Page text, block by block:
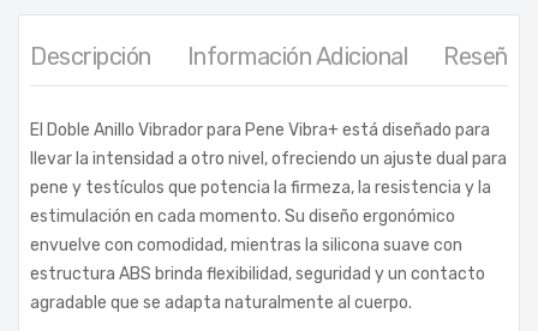
Descripción Información Adicional Reseñas
El Doble Anillo Vibrador para Pene Vibra+ está diseñado para
llevar la intensidad a otro nivel, ofreciendo un ajuste dual para
pene y testículos que potencia la firmeza, la resistencia y la
estimulación en cada momento. Su diseño ergonómico
envuelve con comodidad, mientras la silicona suave con
estructura ABS brinda flexibilidad, seguridad y un contacto
agradable que se adapta naturalmente al cuerpo.